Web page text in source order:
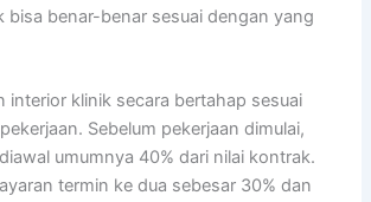
bisa benar-benar sesuai dengan yang
interior klinik secara bertahap sesuai
Sebelum pekerjaan dimulai,
umumnya 40% dari nilai kontrak.
termin ke dua sebesar 30% dan